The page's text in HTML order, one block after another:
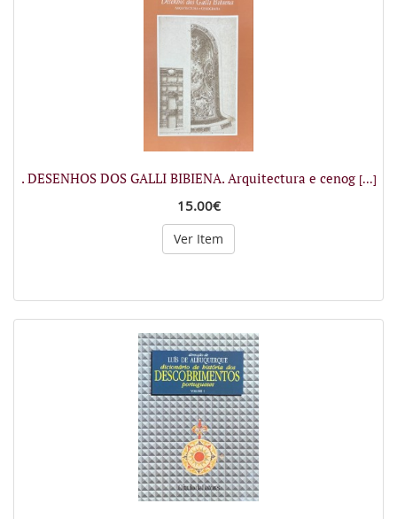
. DESENHOS DOS GALLI BIBIENA. Arquitectura e cenog [...]
15.00€
Ver Item